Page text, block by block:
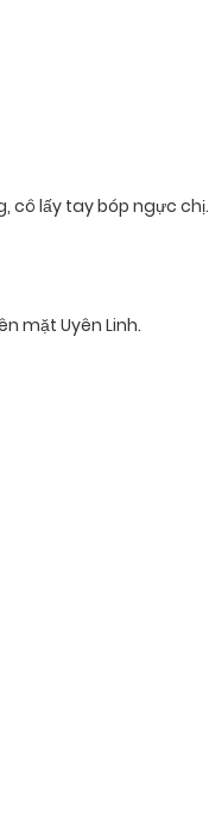
cô lấy tay bóp ngực chị.
mặt Uyên Linh.